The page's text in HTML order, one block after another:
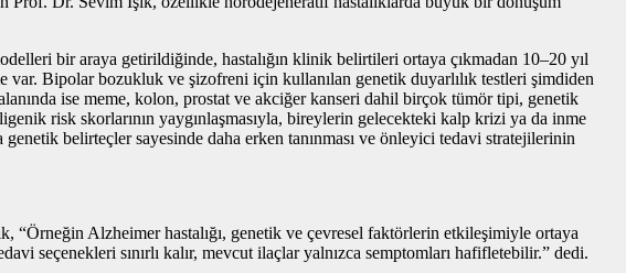
bir araya getirildiğinde, hastalığın klinik belirtileri ortaya çıkmadan 10–20 yıl
Bipolar bozukluk ve şizofreni için kullanılan genetik duyarlılık testleri şimdiden
ise meme, kolon, prostat ve akciğer kanseri dahil birçok tümör tipi, genetik
risk skorlarının yaygınlaşmasıyla, bireylerin gelecekteki kalp krizi ya da inme
belirteçler sayesinde daha erken tanınması ve önleyici tedavi stratejilerinin
Alzheimer hastalığı, genetik ve çevresel faktörlerin etkileşimiyle ortaya
seçenekleri sınırlı kalır, mevcut ilaçlar yalnızca semptomları hafifletebilir.” dedi.